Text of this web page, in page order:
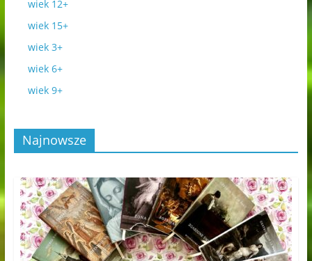
wiek 12+
wiek 15+
wiek 3+
wiek 6+
wiek 9+
Najnowsze